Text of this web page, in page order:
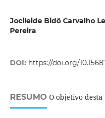
Jocileide Bidô Carvalho
Pereira
DOI: https://doi.org/
RESUMO O objetivo